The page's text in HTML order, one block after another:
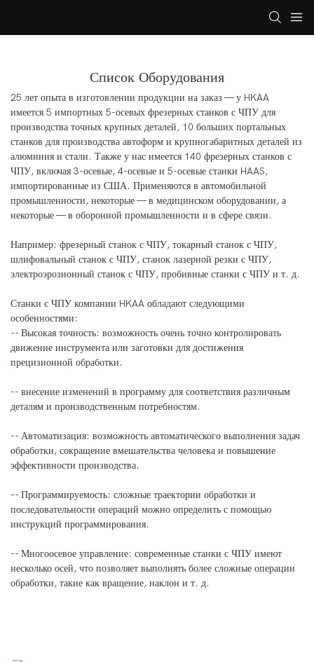
Список Оборудования
25 лет опыта в изготовлении продукции на заказ — у HKAA
имеется 5 импортных 5-осевых фрезерных станков с ЧПУ для
производства точных крупных деталей, 10 больших портальных
станков для производства автоформ и крупногабаритных деталей из
алюминия и стали. Также у нас имеется 140 фрезерных станков с
ЧПУ, включая 3-осевые, 4-осевые и 5-осевые станки HAAS,
импортированные из США. Применяются в автомобильной
промышленности, некоторые — в медицинском оборудовании, а
некоторые — в оборонной промышленности и в сфере связи.
Например: фрезерный станок с ЧПУ, токарный станок с ЧПУ,
шлифовальный станок с ЧПУ, станок лазерной резки с ЧПУ,
электроэрозионный станок с ЧПУ, пробивные станки с ЧПУ и т. д.
Станки с ЧПУ компании HKAA обладают следующими
особенностями:
-- Высокая точность: возможность очень точно контролировать
движение инструмента или заготовки для достижения
прецизионной обработки.
-- внесение изменений в программу для соответствия различным
деталям и производственным потребностям.
-- Автоматизация: возможность автоматического выполнения задач
обработки, сокращение вмешательства человека и повышение
эффективности производства.
-- Программируемость: сложные траектории обработки и
последовательности операций можно определить с помощью
инструкций программирования.
-- Многоосевое управление: современные станки с ЧПУ имеют
несколько осей, что позволяет выполнять более сложные операции
обработки, такие как вращение, наклон и т. д.